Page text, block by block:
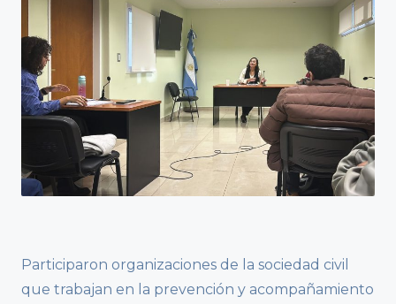
Participaron organizaciones de la sociedad civil
que trabajan en la prevención y acompañamiento